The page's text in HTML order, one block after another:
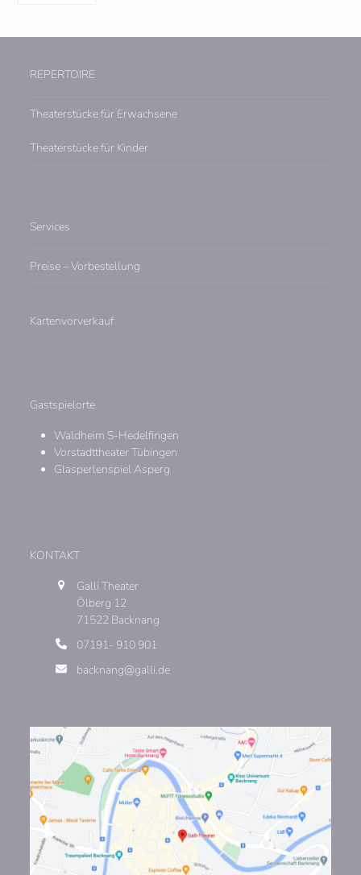
REPERTOIRE
Theaterstücke für Erwachsene
Theaterstücke für Kinder
Services
Preise – Vorbestellung
Kartenvorverkauf
Gastspielorte
Waldheim S-Hedelfingen
Vorstadttheater Tübingen
Glasperlenspiel Asperg
KONTAKT
Galli Theater
Ölberg 12
71522 Backnang
07191- 910 901
backnang@galli.de